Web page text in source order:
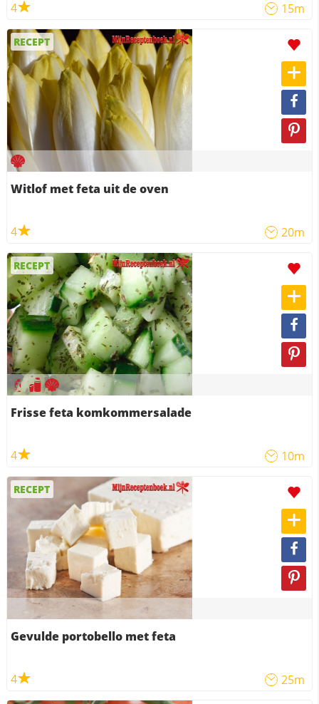
4 15m
RECEPT
Witlof met feta uit de oven
4 20m
RECEPT
Frisse feta komkommersalade
4 10m
RECEPT
Gevulde portobello met feta
4 25m